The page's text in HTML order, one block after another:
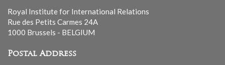
Royal Institute for International Relations
Rue des Petits Carmes 24A
1000 Brussels - BELGIUM
Postal Address